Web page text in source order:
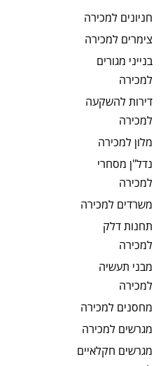
חניונים למכירה
צימרים למכירה
בנייני מגורים
למכירה
דירות להשקעה
למכירה
מלון למכירה
נדל"ן מסחרי
למכירה
משרדים למכירה
תחנות דלק
למכירה
מבני תעשיה
למכירה
מחסנים למכירה
מגרשים למכירה
מגרשים חקלאיים